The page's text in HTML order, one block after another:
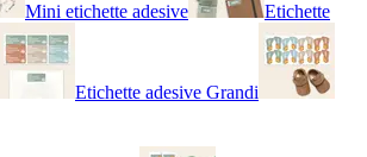
Mini etichette adesive Etichette
Etichette adesive Grandi